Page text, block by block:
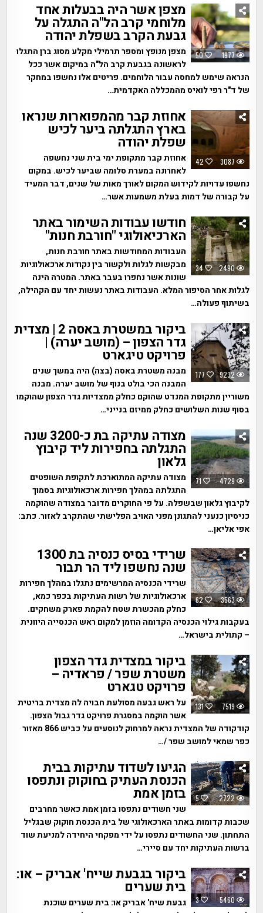
50 1977
מצפן אשר היה בבעלות אחד
מלוחמי קרב הל"ה התגלה על
גבעת הקרב בשפלת יהודה
מצפן מנופץ ומספר תרמילי מקלע מסוג ברן התגלו
לראשונה בגבעת קרב הל"ה במיקום אשר ככל
הנראה שימש למחסה עבור הלוחמים. פריטים אלו נחשפו במחקר
של ד"ר רפי לואיס מהמכללה האקדמית…
42 3087
אחוזת קבר מהמפוארות שנראו
בארץ התגלתה ביער לכיש
שפלת יהודה
אחוזת קבר מתקופת ימי בית שני נחשפה
לאחרונה במערת סלומה שביער לכיש. במקום
נחשפו עדויות לקידוש המקום לאורך מאות של שנים, דבר המעיד
על קבורה של דמות בעלת משמעות אשר…
34 2490
חודשו עבודות השימור באתר
הארכיאולוגי "חורבת חנות"
העבודות המחודשות באתר חורבת חנות,
מבקשות לגלות ולקשור בין נקודות ארכאולוגיות
שונות אשר נחפרו בעבר באתר. המטרה הינה
לגלות אחר הסיפור המלא. העבודות באתר נעשות יחד עם הקהילה,
בשיתוף פעולה…
177 9232
ביקור במשטרת באסה 2 | מצדית
גדר הצפון – (מושב יערה) |
פרויקט טיגארט
מבנה משטרת באסה (בצה) היה במשך שנים
המבנה הכי בולט בנוף של מושב יערה. מבנה
משוריין מתקופת המנדט שהוקם כחלק ממצדיות גדר הצפון שהוקמו
בסוף שנות השלושים כחלק ממיזם בנייני…
71 4729
מצודה עתיקה בת כ-3200 שנה
התגלתה בחפירות ליד קיבוץ
גלאון
מצודה עתיקה המתוארכת לתקופת השופטים
התגלתה במהלך חפירות ארכאולוגיות בסמוך
לקיבוץ גלאון שבשפלה. על פי החוקרים מדובר במצודה שהוקמה
כניסיון כנעני להתגונן מפני האויב הפלישתי שהתקרב לאזור. כתב:
אפי אליאן…
62 3563
שרידי בסיס כנסיה בת 1300
שנה נחשפו ליד הר תבור
שרידי הכנסיה המרשימים נתגלו במהלך חפירות
ארכאולוגיות של רשות העתיקות בכפר כמא,
כחלק מהכשרת שטח להקמת פארק משחקים.
בעקבות גילוי הכנסיה הקדומה הוזמן למקום ראש הכנסייה היוונית
– קתולית בישראל…
131 7519
ביקור במצדית גדר הצפון
משטרת שפר / פראדיה –
פרויקט טגארט
על ראש גבעה מסולעת חבויה לה מצדית בריטית
אשר הוקמה במסגרת פרויקט גדר גבול הצפון.
קודקודה של המצדית נראה למרחוק לנוסעים על כביש 866 מאזור
כפר שמאי למושב שפר /…
5 2722
הגיעו לשדוד עתיקות בבית
הכנסת העתיק בחוקוק ונתפסו
בזמן אמת
שני חשודים נתפסו בזמן אמת כאשר מחרבים
שכבות קדומות באתר הארכאולוגי של בית הכנסת חוקוק שבגליל
התחתון. שני החשודים נתפסו על ידי מפקחי היחידה למניעת שוד
ברשות העתיקות יחד עם סיירי…
3 5460
ביקור בגבעת שייח' אבריק – או:
בית שערים
גבעת שיח' אבריק או: בית שערים שוכנת